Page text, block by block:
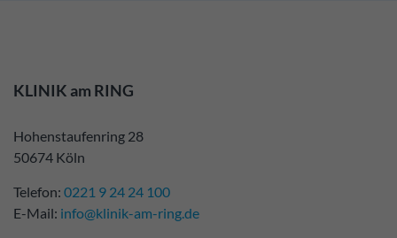
KLINIK am RING
Hohenstaufenring 28
50674 Köln
Telefon: 0221 9 24 24 100
E-Mail: info@klinik-am-ring.de